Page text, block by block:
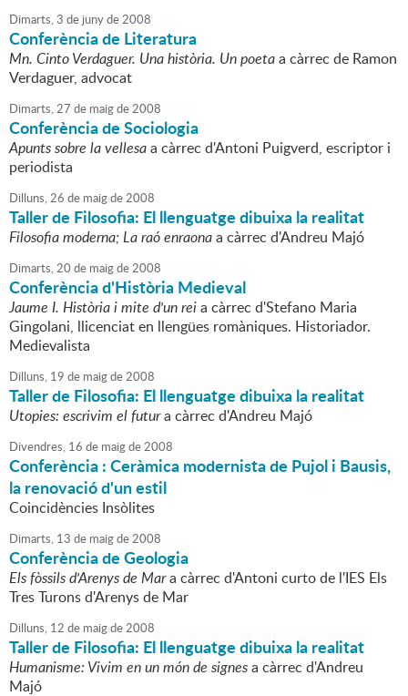
Dimarts,3 de junyde2008
Conferència de Literatura
Mn. Cinto Verdaguer. Una història. Un poetaa càrrec de Ramon
Verdaguer, advocat
Dimarts,27 de maigde2008
Conferència de Sociologia
Apunts sobre la vellesaa càrrec d'Antoni Puigverd, escriptor i
periodista
Dilluns,26 de maigde2008
Taller de Filosofia: El llenguatge dibuixa la realitat
Filosofia moderna; La raó enraonaa càrrec d'Andreu Majó
Dimarts,20 de maigde2008
Conferència d'Història Medieval
Jaume I. Història i mite d'un reia càrrec d'Stefano Maria
Gingolani, llicenciat en llengües romàniques. Historiador.
Medievalista
Dilluns, 19 de maigde2008
Taller de Filosofia: El llenguatge dibuixa la realitat
Utopies: escrivim el futura càrrec d'Andreu Majó
Divendres, 16 de maigde2008
Conferència : Ceràmica modernista de Pujol i Bausis,
la renovació d'un estil
Coincidències Insòlites
Dimarts, 13 de maigde2008
Conferència de Geologia
Els fòssils d'Arenys de Mara càrrec d'Antoni curto de l'IES Els
Tres Turons d'Arenys de Mar
Dilluns, 12 de maigde2008
Taller de Filosofia: El llenguatge dibuixa la realitat
Humanisme: Vivim en un món de signesa càrrec d'Andreu
Majó